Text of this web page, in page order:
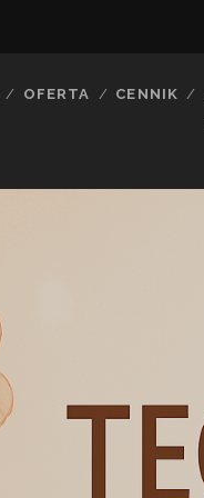
OFERTA CENNIK